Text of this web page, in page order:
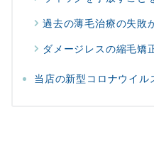
過去の薄毛治療の失敗
ダメージレスの縮毛矯
当店の新型コロナウイル